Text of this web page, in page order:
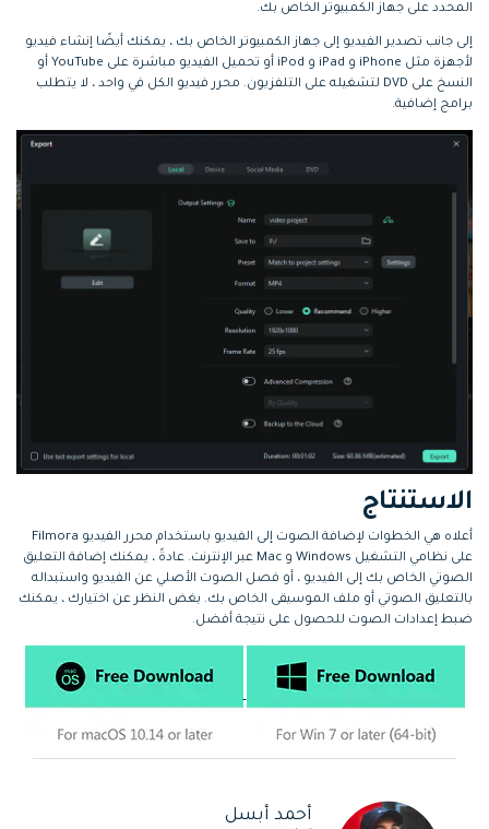
المحدد على جهاز الكمبيوتر الخاص بك.
إلى جانب تصدير الفيديو إلى جهاز الكمبيوتر الخاص بك ، يمكنك أيضًا إنشاء فيديو
لأجهزة مثل iPhone و iPad و iPod أو تحميل الفيديو مباشرة على YouTube أو
النسخ على DVD لتشغيله على التلفزيون. محرر فيديو الكل في واحد ، لا يتطلب
برامج إضافية.
الاستنتاج
أعلاه هي الخطوات لإضافة الصوت إلى الفيديو باستخدام محرر الفيديو Filmora
على نظامي التشغيل Windows و Mac عبر الإنترنت. عادةً ، يمكنك إضافة التعليق
الصوتي الخاص بك إلى الفيديو ، أو فصل الصوت الأصلي عن الفيديو واستبداله
بالتعليق الصوتي أو ملف الموسيقى الخاص بك. بغض النظر عن اختيارك ، يمكنك
ضبط إعدادات الصوت للحصول على نتيجة أفضل.
أحمد أبسل